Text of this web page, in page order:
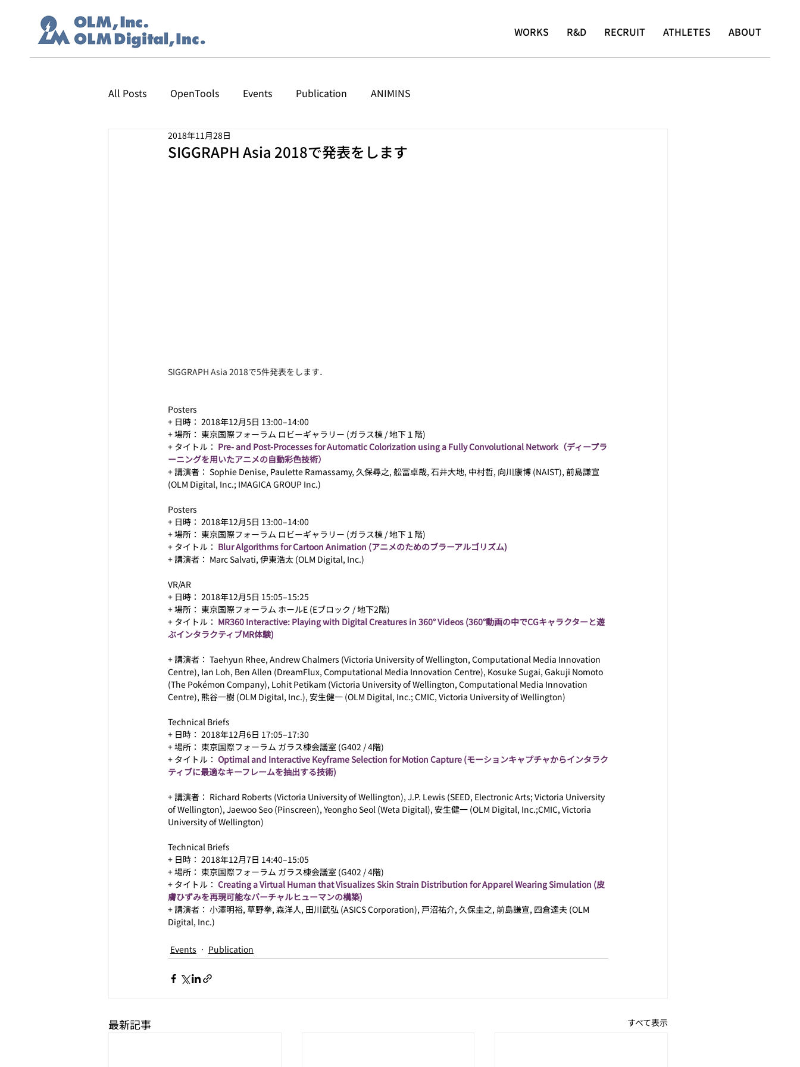
WORKS R&D RECRUIT ATHLETES ABOUT
All Posts OpenTools Events Publication ANIMINS
SIGGRAPH Asia 2018で発表をします
2018年11月28日
SIGGRAPH Asia 2018で5件発表をします．
Posters
+ 日時： 2018年12月5日 13:00–14:00
+ 場所： 東京国際フォーラム ロビーギャラリー (ガラス棟 / 地下１階)
+ タイトル： Pre- and Post-Processes for Automatic Colorization using a Fully Convolutional Network（ディープラ
ーニングを用いたアニメの自動彩色技術）
+ 講演者： Sophie Denise, Paulette Ramassamy, 久保尋之, 舩冨卓哉, 石井大地, 中村哲, 向川康博 (NAIST), 前島謙宣
(OLM Digital, Inc.; IMAGICA GROUP Inc.)
Posters
+ 日時： 2018年12月5日 13:00–14:00
+ 場所： 東京国際フォーラム ロビーギャラリー (ガラス棟 / 地下１階)
+ タイトル： Blur Algorithms for Cartoon Animation (アニメのためのブラーアルゴリズム)
+ 講演者： Marc Salvati, 伊東浩太 (OLM Digital, Inc.)
VR/AR
+ 日時： 2018年12月5日 15:05–15:25
+ 場所： 東京国際フォーラム ホールE (Eブロック / 地下2階)
+ タイトル： MR360 Interactive: Playing with Digital Creatures in 360° Videos (360°動画の中でCGキャラクターと遊
ぶインタラクティブMR体験)
+ 講演者： Taehyun Rhee, Andrew Chalmers (Victoria University of Wellington, Computational Media Innovation
Centre), Ian Loh, Ben Allen (DreamFlux, Computational Media Innovation Centre), Kosuke Sugai, Gakuji Nomoto
(The Pokémon Company), Lohit Petikam (Victoria University of Wellington, Computational Media Innovation
Centre), 熊谷一樹 (OLM Digital, Inc.), 安生健一 (OLM Digital, Inc.; CMIC, Victoria University of Wellington)
Technical Briefs
+ 日時： 2018年12月6日 17:05–17:30
+ 場所： 東京国際フォーラム ガラス棟会議室 (G402 / 4階)
+ タイトル： Optimal and Interactive Keyframe Selection for Motion Capture (モーションキャプチャからインタラク
ティブに最適なキーフレームを抽出する技術)
+ 講演者： Richard Roberts (Victoria University of Wellington), J.P. Lewis (SEED, Electronic Arts; Victoria University
of Wellington), Jaewoo Seo (Pinscreen), Yeongho Seol (Weta Digital), 安生健一 (OLM Digital, Inc.;CMIC, Victoria
University of Wellington)
Technical Briefs
+ 日時： 2018年12月7日 14:40–15:05
+ 場所： 東京国際フォーラム ガラス棟会議室 (G402 / 4階)
+ タイトル： Creating a Virtual Human that Visualizes Skin Strain Distribution for Apparel Wearing Simulation (皮
膚ひずみを再現可能なバーチャルヒューマンの構築)
+ 講演者： 小澤明裕, 草野拳, 森洋人, 田川武弘 (ASICS Corporation), 戸沼祐介, 久保圭之, 前島謙宣, 四倉達夫 (OLM
Digital, Inc.)
Events Publication
最新記事 すべて表示